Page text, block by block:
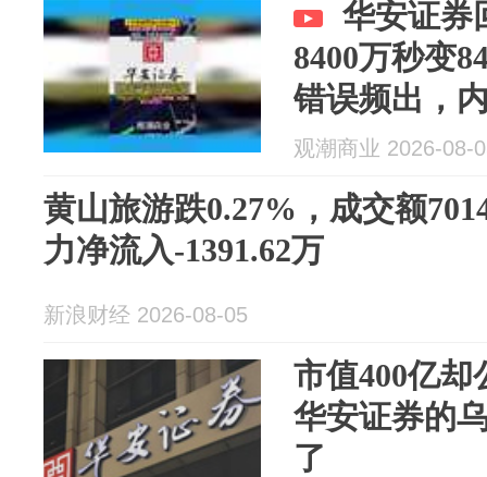
华安证券
8400万秒变
错误频出，
观潮商业 2026-08-
黄山旅游跌0.27%，成交额
力净流入-1391.62万
新浪财经 2026-08-05
市值400亿却
华安证券的
了